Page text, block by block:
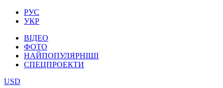
РУС
УКР
ВІДЕО
ФОТО
НАЙПОПУЛЯРНІШІ
СПЕЦПРОЕКТИ
USD